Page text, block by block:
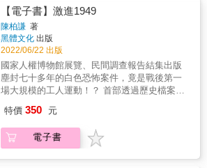
受傷的土地上重建家庭與事業。他對家人承諾
不再提及過去的痛苦，並努力度過了近二十年
平靜安樂的幸福日子。走向人權路：將苦難化
為教育的力量2009年，陳欽生意識到臺灣年輕
人對這段白色恐怖現代史的陌生。儘管重揭傷
疤讓他飽受惡夢與痛苦，他仍決定站出來，成
為國家人權博物館的資深導覽志工，致力於
極參與國內外人權活動，包括應邀在紐西蘭國
前眾議院議長裴洛西和南非前總統戴克拉克。
他更與志工發起「人權辦桌」活動，將政治受
難者與無家者聚集一堂，體現社會關懷和人權
下許多註解供讀者檢索
願明說的白色恐怖歷史，高中時開啟這趟為期
十年的追尋之旅，透過不停地追問、書寫、爬
梳歷史檔案，讓她對自己與家人的關係有更深
刻認識。 生於「天然獨世代」的她，如何
和「信仰社會主義」的阿公彼此理解、惺惺相
惜，並且與母親維持關係平衡──複雜難解卻仍
持續靠近的心意，是這趟沒有線性終點的旅程
大學性別研究所教授兼所長）王榆鈞（音樂創
作人）許恩恩（《變成的人》作者）【特別收
錄】白色恐怖研究者林傳凱撰〈案情紀要〉
【真誠推薦】陳列／作家吳易澄／新竹馬偕醫
個困惑：為什麼在母親眼中學歷等同一切？她
寫下：「我沒有辦法太靠近媽媽，太靠近是會
受傷的。」「媽媽可以輕易理解我的話語，但
她不太能同理我的感受。同樣的，我也無法同
理她的感受，在這件事情上，我們其實差不
多。」 長期與母親關係的緊張、矛盾、彆扭，
在追尋家族記憶的過程中，獲得了一絲緩解。
她知道母親因為作為「黃溫恭的女兒」，被迫
放棄出國留學的夢想；阿嬤楊清蓮晚年失智
製幾十張備用，阿嬤一問，就給她一張；自小
作為叛逆女兒，婚紗照在六張犁公墓拍攝，婚
宴辦在白色恐怖受難者紀念碑前，母親也未置
【電子書】激進1949
陳柏謙 著
黑體文化 出版
2022/06/22 出版
國家人權博物館展覽、民間調查報告結集出版
塵封七十多年的白色恐怖案件，竟是戰後第一
場大規模的工人運動！？ 首部透過歷史檔案、
案的著作 & 1949年3月底，距離「二二八事
件」剛滿兩週年不久，在台北忠孝西路北門旁
的台北郵局外，聚集了來自全台各地的郵局和
特價 350 元
電子書